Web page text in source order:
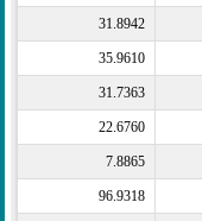
31.8942
35.9610
31.7363
22.6760
7.8865
96.9318